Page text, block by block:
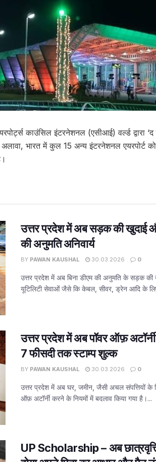
काउंसिल इंटरनेशनल (एसीआई) वर्ल्ड द्वारा
भारत में कुल 15 अन्य इंटरनेशनल एयरपोर्ट को
उत्तर प्रदेश में अब सड़क की खुदाई
की अनुमति अनिवार्य
BY PAWAN KAUSHAL 30.03.2026 0
उत्तर प्रदेश में अब बिना डीएम की अनुमति के सड़क की
यूटिलिटी सेवाओं जैसे कि केबल, सीवर, ड्रेन आदि के
उत्तर प्रदेश में अब पॉवर ऑफ़
7 फीसदी तक स्टाम्प शुल्क
BY PAWAN KAUSHAL 30.03.2026 0
उत्तर प्रदेश में अब घर, जमीन, जैसी अचल संपत्तियों के
ऑफ़ अटॉर्नी करने के नियमों में बदलाव किया गया है।...
UP Scholarship – अब छात्रवृत्ति